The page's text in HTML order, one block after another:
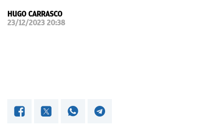
HUGO CARRASCO
23/12/2023 20:38